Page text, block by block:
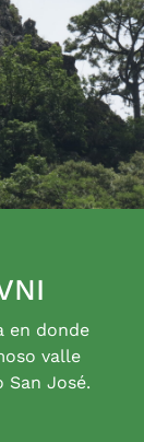
en donde
valle
San José.